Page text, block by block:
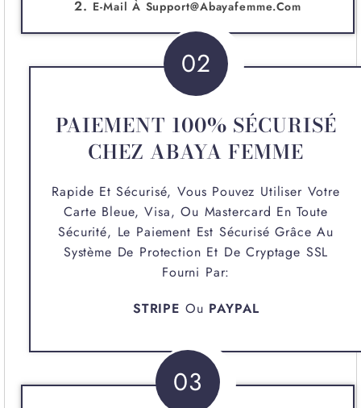
E-Mail À Support@abayafemme.com
02
PAIEMENT 100% SÉCURISÉ
CHEZ ABAYA FEMME
Rapide Et Sécurisé, Vous Pouvez Utiliser Votre
Carte Bleue, Visa, Ou Mastercard En Toute
Sécurité, Le Paiement Est Sécurisé Grâce Au
Système De Protection Et De Cryptage SSL
Fourni Par:
STRIPE Ou PAYPAL
03